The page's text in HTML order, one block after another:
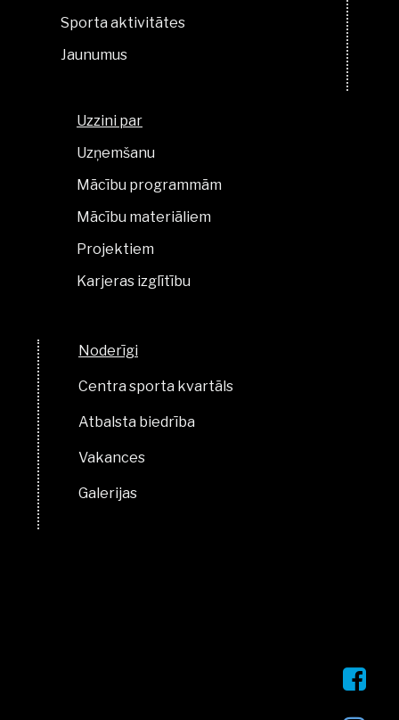
Sporta aktivitātes
Jaunumus
Uzzini par
Uzņemšanu
Mācību programmām
Mācību materiāliem
Projektiem
Karjeras izglītību
Noderīgi
Centra sporta kvartāls
Atbalsta biedrība
Vakances
Galerijas